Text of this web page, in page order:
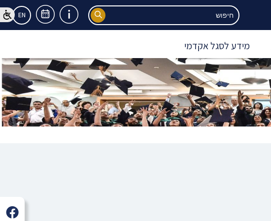
EN
מידע לסגל אקדמי